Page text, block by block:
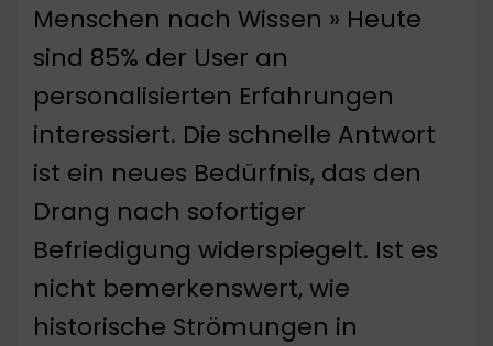
Menschen nach Wissen » Heute
sind 85% der User an
personalisierten Erfahrungen
interessiert. Die schnelle Antwort
ist ein neues Bedürfnis, das den
Drang nach sofortiger
Befriedigung widerspiegelt. Ist es
nicht bemerkenswert, wie
historische Strömungen in